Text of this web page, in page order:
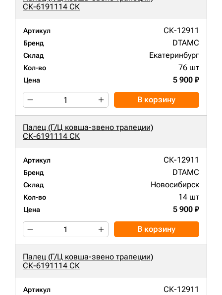
СК-6191114 СК
Артикул СК-12911
Бренд DTAMC
Склад Екатеринбург
Кол-во 76 шт
Цена 5 900 ₽
В корзину
Палец (Г/Ц ковша-звено трапеции)
СК-6191114 СК
Артикул СК-12911
Бренд DTAMC
Склад Новосибирск
Кол-во 14 шт
Цена 5 900 ₽
В корзину
Палец (Г/Ц ковша-звено трапеции)
СК-6191114 СК
Артикул СК-12911